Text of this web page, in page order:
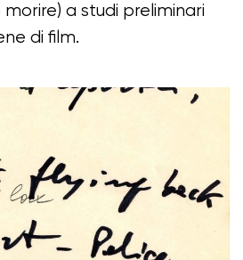
a studi preliminari
di film.